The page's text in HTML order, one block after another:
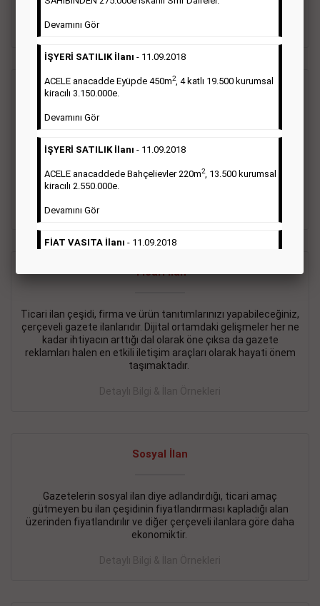
Detaylı Bilgi & İlan Örnekleri
Vasıta İlanı
Sarı sayfa ilanlar alım- satım, duyuru, mini reklam şeklinde
ifade edilebilen ilanlardır. Gazetelerin tirajını önemli ölçüde
etkilerler ve gazete gelirlerinin de önemli bir bölümünü
oluştururlar.Sabah sarı sayfa eleman ilanlarında 6 kelime
sayısı şartı aranmamaktadır.
Detaylı Bilgi & İlan Örnekleri
Ticari İlan
Ticari ilan çeşidi, firma ve ürün tanıtımlarınızı yapabileceğiniz,
çerçeveli gazete ilanlarıdır. Dijital ortamdaki gelişmeler her ne
kadar ihtiyacın arttığı dal olarak öne çıksa da gazete
reklamları halen en etkili iletişim araçları olarak hayati önem
taşımaktadır.
Detaylı Bilgi & İlan Örnekleri
Sosyal İlan
Gazetelerin sosyal ilan diye adlandırdığı, ticari amaç
gütmeyen bu ilan çeşidinin fiyatlandırması kapladığı alan
üzerinden fiyatlandırılır ve diğer çerçeveli ilanlara göre daha
ekonomiktir.
Detaylı Bilgi & İlan Örnekleri
Devamını Gör
İŞYERİ SATILIK İlanı - 11.09.2018
ACELE anacadde Eyüpde 450m2, 4 katlı 19.500 kurumsal
kiracılı 3.150.000e.
Devamını Gör
İŞYERİ SATILIK İlanı - 11.09.2018
ACELE anacaddede Bahçelievler 220m2, 13.500 kurumsal
kiracılı 2.550.000e.
Devamını Gör
FİAT VASITA İlanı - 11.09.2018
2.800.000e kurumsal mağaza.
BAKIRKÖY SATILIK İlanı- 11.09.2018
KARTALTEPEde kelepir 2+ 1 satılık daire
İŞYERİ KİRALIK İlanı - 11.09.2018
BEYLİKDÜZÜ Kavaklıda 4 katlı bina